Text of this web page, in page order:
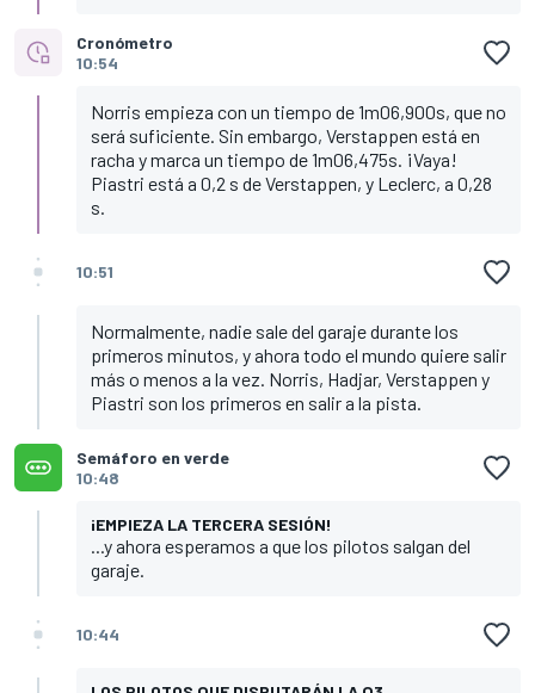
Cronómetro
10:54
Norris empieza con un tiempo de 1m06,900s, que no
será suficiente. Sin embargo, Verstappen está en
racha y marca un tiempo de 1m06,475s. ¡Vaya!
Piastri está a 0,2 s de Verstappen, y Leclerc, a 0,28
s.
10:51
Normalmente, nadie sale del garaje durante los
primeros minutos, y ahora todo el mundo quiere salir
más o menos a la vez. Norris, Hadjar, Verstappen y
Piastri son los primeros en salir a la pista.
Semáforo en verde
10:48
¡EMPIEZA LA TERCERA SESIÓN!
...y ahora esperamos a que los pilotos salgan del
garaje.
10:44